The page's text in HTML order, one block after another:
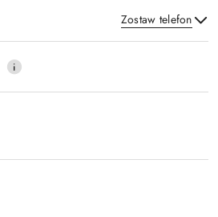
Zostaw telefon
Wyślij